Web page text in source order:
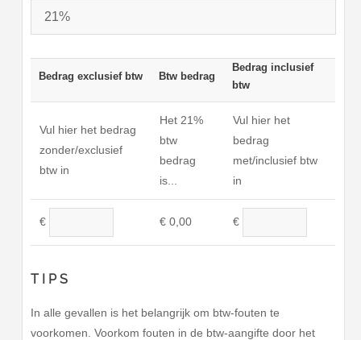
Bedrag exclusief btw Btw bedrag
Bedrag inclusief
btw
Vul hier het bedrag
zonder/exclusief
btw in
Het 21%
btw
bedrag
is...
Vul hier het
bedrag
met/inclusief btw
in
€ € 0,00 €
TIPS
In alle gevallen is het belangrijk om btw-fouten te
voorkomen. Voorkom fouten in de btw-aangifte door het